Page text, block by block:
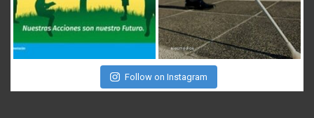
Follow on Instagram